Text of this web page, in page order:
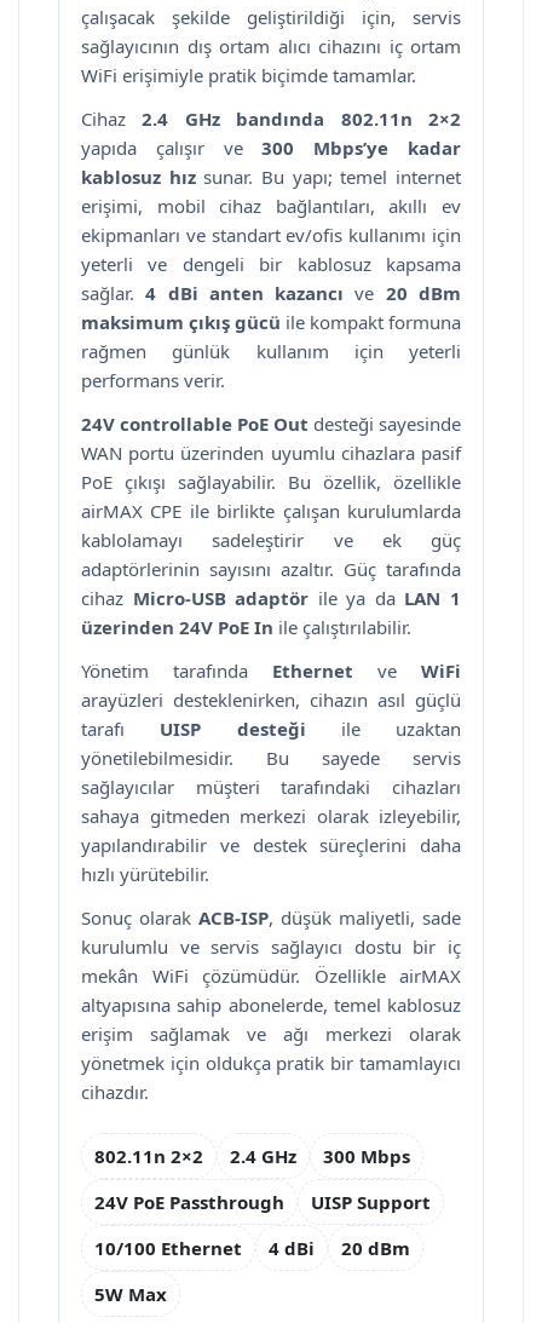
çalışacak şekilde geliştirildiği için, servis
sağlayıcının dış ortam alıcı cihazını iç ortam
WiFi erişimiyle pratik biçimde tamamlar.
Cihaz2.4 GHz bandında 802.11n 2×2
yapıda çalışır ve300 Mbps’ye kadar
kablosuz hızsunar. Bu yapı; temel internet
erişimi, mobil cihaz bağlantıları, akıllı ev
ekipmanları ve standart ev/ofis kullanımı için
yeterli ve dengeli bir kablosuz kapsama
sağlar.4 dBi anten kazancı ve 20 dBm
maksimum çıkış gücü ile kompakt formuna
rağmen günlük kullanım için yeterli
performans verir.
24V controllable PoE Out desteği sayesinde
WAN portu üzerinden uyumlu cihazlara pasif
PoE çıkışı sağlayabilir. Bu özellik, özellikle
airMAX CPE ile birlikte çalışan kurulumlarda
kablolamayı sadeleştirir ve ek güç
adaptörlerinin sayısını azaltır. Güç tarafında
cihaz Micro-USB adaptör ile ya da LAN 1
üzerinden 24V PoE In ile çalıştırılabilir.
Yönetim tarafında Ethernet ve WiFi
arayüzleri desteklenirken, cihazın asıl güçlü
tarafı UISP desteği ile uzaktan
yönetilebilmesidir. Bu sayede servis
sağlayıcılar müşteri tarafındaki cihazları
sahaya gitmeden merkezi olarak izleyebilir,
yapılandırabilir ve destek süreçlerini daha
hızlı yürütebilir.
Sonuç olarak ACB-ISP, düşük maliyetli, sade
kurulumlu ve servis sağlayıcı dostu bir iç
mekân WiFi çözümüdür. Özellikle airMAX
altyapısına sahip abonelerde, temel kablosuz
erişim sağlamak ve ağı merkezi olarak
yönetmek için oldukça pratik bir tamamlayıcı
cihazdır.
802.11n 2×2 2.4 GHz
300 Mbps
24V PoE Passthrough
UISP Support
10/100 Ethernet
4 dBi
20 dBm
5W Max